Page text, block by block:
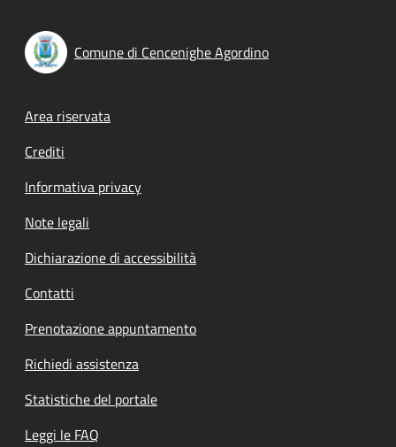
Comune di Cencenighe Agordino
Footer menu
Area riservata
Crediti
Informativa privacy
Note legali
Dichiarazione di accessibilità
Contatti
Prenotazione appuntamento
Richiedi assistenza
Statistiche del portale
Leggi le FAQ